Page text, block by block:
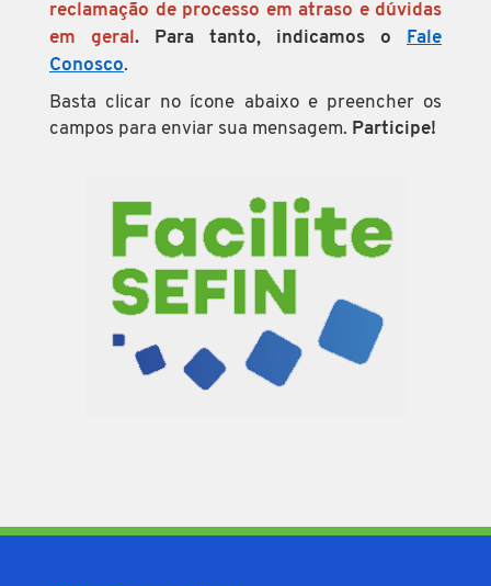
reclamação de processo em atraso e dúvidas
em geral . Para tanto, indicamos o
Fale
Conosco.
Basta clicar no ícone abaixo e preencher os
campos para enviar sua mensagem. Participe!